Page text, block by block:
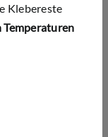
Klebereste
Temperaturen